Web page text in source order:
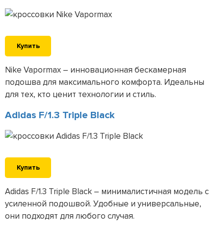
Купить
Nike Vapormax – инновационная бескамерная
подошва для максимального комфорта. Идеальны
для тех, кто ценит технологии и стиль.
Adidas F/1.3 Triple Black
Купить
Adidas F/1.3 Triple Black – минималистичная модель с
усиленной подошвой. Удобные и универсальные,
они подходят для любого случая.